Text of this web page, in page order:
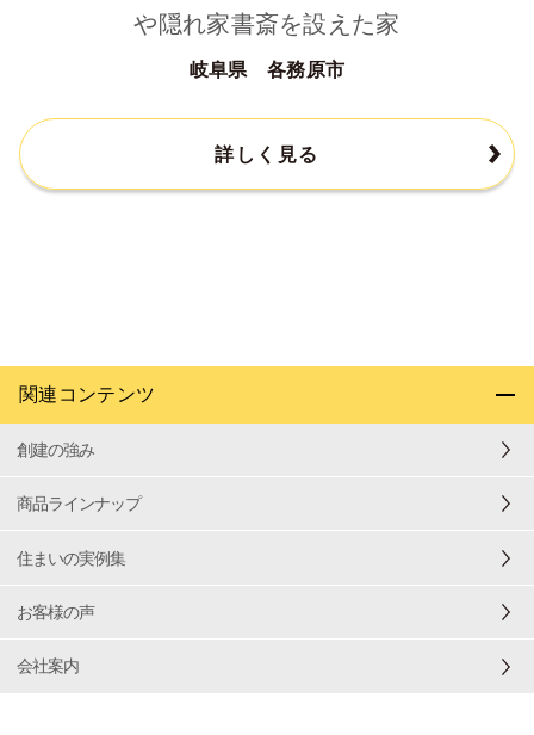
や隠れ家書斎を設えた家
岐阜県 各務原市
詳しく見る
関連コンテンツ
創建の強み
商品ラインナップ
住まいの実例集
お客様の声
会社案内